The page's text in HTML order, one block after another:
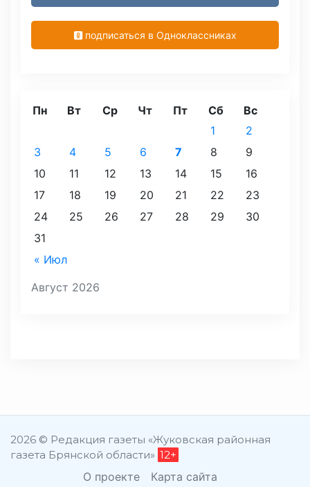
подписаться в Одноклассниках
Август 2026
Пн Вт Ср Чт Пт Сб Вс
« Июл
1
2
3
4 5 6 7 8
9
10
11 12 13 14 15
16
17
18 19 20 21 22
23
24
25 26 27 28 29
30
31
2026 © Редакция газеты «Жуковская районная
газета Брянской области» 12+
О проекте Карта сайта